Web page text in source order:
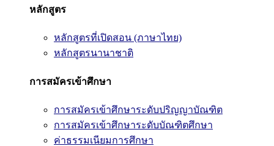
หลักสูตร
หลักสูตรที่เปิดสอน (ภาษาไทย)
หลักสูตรนานาชาติ
การสมัครเข้าศึกษา
การสมัครเข้าศึกษาระดับปริญญาบัณฑิต
การสมัครเข้าศึกษาระดับบัณฑิตศึกษา
ค่าธรรมเนียมการศึกษา